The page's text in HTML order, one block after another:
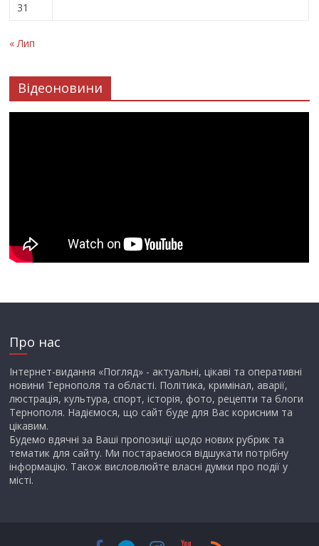
31
« Лип
Відеоновини
Про нас
Інтернет-видання «Погляд» - актуальні, цікаві та оперативні
новини Тернополя та області. Політика, кримінал, аварії,
люстрація, культура, спорт, історія, фото, рецепти та блоги
Тернополя. Надіємося, що сайт буде для Вас корисним та
цікавим.
Будемо вдячні за Ваші пропозиції щодо нових рубрик та
тематик для сайту. Ми постараємося відшукати потрібну
інформацію. Також висловлюйте власні думки про події у
місті.